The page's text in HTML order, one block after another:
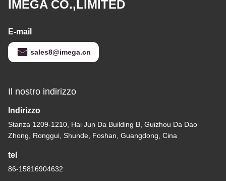
IMEGA CO.,LIMITED
E-mail
sales8@imega.cn
Il nostro indirizzo
Indirizzo
Stanza 1209-1210, Hai Jun Da Building B, Guizhou Da Dao
Zhong, Ronggui, Shunde, Foshan, Guangdong, Cina
tel
86-15816904632